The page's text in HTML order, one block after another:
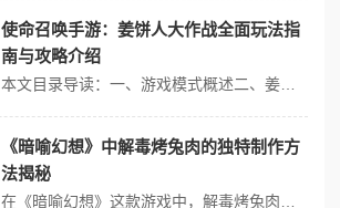
使命召唤手游：姜饼人大作战全面玩法指
南与攻略介绍
《暗喻幻想》中解毒烤兔肉的独特制作方
法揭秘